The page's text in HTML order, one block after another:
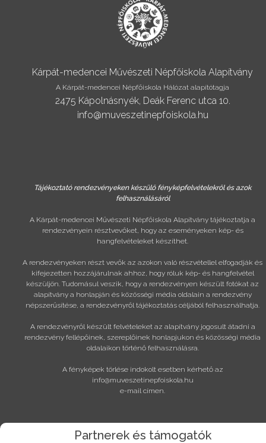
Kárpát-medencei Művészeti Népfőiskola Alapítvány
A Kárpát-medencei Népfőiskola Hálózat alapítótagja
2475 Kápolnásnyék, Deák Ferenc utca 10.
info@muveszetinepfoiskola.hu
Tájékoztató rendezvényeken készülő fényképfelvételekről és azok
felhasználásáról
A Kárpát-medencei Művészeti Népfőiskola Alapítvány tájékoztatja a
rendezvényein résztvevőket, hogy az eseményeken kép- és
hangfelvételeket készíthet.
A rendezvényeken részt vevők az azokon való részvétellel elfogadják és
kifejezetten hozzájárulnak ahhoz, hogy róluk kép- és hangfelvétel
készüljön. Tudomásul veszik, hogy a rendezvényen készült fotókat az
alapítvány a honlapján és közösségi média oldalain a rendezvény
népszerűsítése, a rendezvényről tájékoztatás céljából felhasználhatja.
A rendezvényről készült felvételeket az alapítvány jogosult átadni a
rendezvény fellépőinek, szereplőinek honlapjukon és közösségi média
oldalaikon történő felhasználásra.
A fényképek törlése indokolt esetben kérhető az
info@muveszetinepfoiskola.hu
e-mail címen.
Partnerek és támogatók